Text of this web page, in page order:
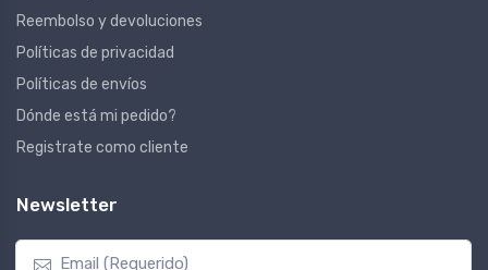
Reembolso y devoluciones
Políticas de privacidad
Políticas de envíos
Dónde está mi pedido?
Registrate como cliente
Newsletter